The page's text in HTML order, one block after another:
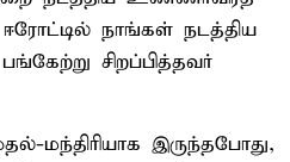
ஈரோட்டில் நாங்கள் நடத்திய
சிறப்பித்தவர்
மந்திரியாக இருந்தபோது,